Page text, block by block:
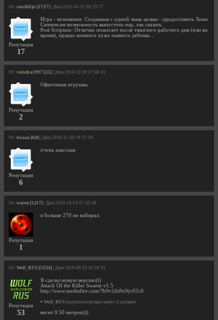
От: starikDjo [17|17] | Дата 2011-01-21 00:19:27
Репутация
17
Игра - мгновение. Созданная с одной лишь целью - предоставить Хомо
Сапиенсам возможность выпустить пар, так сказать.
Post Scriptum: Отлично помогает после тяжёлого рабочего дня (или во
время), правде немного хуже пьяного дебоша...
От: volodya1997 [2|5] | Дата 2010-12-30 17:48:41
Репутация
2
Офигенная игрушка.
От: lexaaa [6|8] | Дата 2010-11-30 19:37:34
Репутация
6
очень классная
От: waren [1|117] | Дата 2010-10-14 17:35:26
Репутация
1
я больше 270 не набирал.
От: Wolf_RUS [53|34] | Дата 2010-09-23 16:29:31
Репутация
53
Я сделал новую версию)))
Attack Of the Killer Swarm v1.5
http://www.mediafire.com/?h9v2ds9x9jv02c0
• Wolf_RUS подумал несколько минут и добавил:
весит 9.50 метров)))